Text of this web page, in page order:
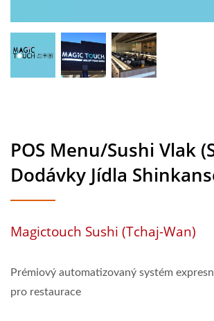
POS Menu/Sushi Vlak
Dodávky Jídla
Magictouch Sushi (Tchaj-Wan)
Prémiový automatizovaný systém
pro restaurace